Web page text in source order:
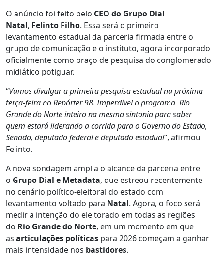
O anúncio foi feito pelo CEO do Grupo Dial
Natal, Felinto Filho. Essa será o primeiro
levantamento estadual da parceria firmada entre o
grupo de comunicação e o instituto, agora incorporado
oficialmente como braço de pesquisa do conglomerado
midiático potiguar.
“Vamos divulgar a primeira pesquisa estadual na próxima
terça-feira no Repórter 98. Imperdível o programa. Rio
Grande do Norte inteiro na mesma sintonia para saber
quem estará liderando a corrida para o Governo do Estado,
Senado, deputado federal e deputado estadual”, afirmou
Felinto.
A nova sondagem amplia o alcance da parceria entre
o Grupo Dial e Metadata, que estreou recentemente
no cenário político-eleitoral do estado com
levantamento voltado para Natal. Agora, o foco será
medir a intenção do eleitorado em todas as regiões
do Rio Grande do Norte, em um momento em que
as articulações políticas para 2026 começam a ganhar
mais intensidade nos bastidores.